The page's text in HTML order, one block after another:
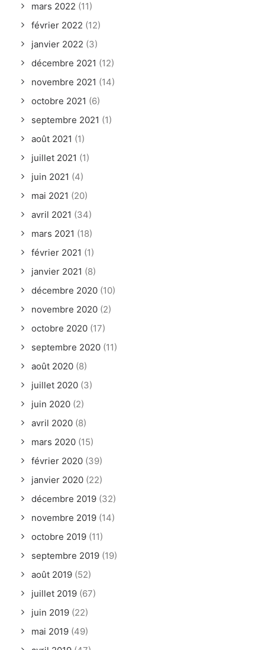
mars 2022 (11)
février 2022 (12)
janvier 2022 (3)
décembre 2021 (12)
novembre 2021 (14)
octobre 2021 (6)
septembre 2021 (1)
août 2021 (1)
juillet 2021 (1)
juin 2021 (4)
mai 2021 (20)
avril 2021 (34)
mars 2021 (18)
février 2021 (1)
janvier 2021 (8)
décembre 2020 (10)
novembre 2020 (2)
octobre 2020 (17)
septembre 2020 (11)
août 2020 (8)
juillet 2020 (3)
juin 2020 (2)
avril 2020 (8)
mars 2020 (15)
février 2020 (39)
janvier 2020 (22)
décembre 2019 (32)
novembre 2019 (14)
octobre 2019 (11)
septembre 2019 (19)
août 2019 (52)
juillet 2019 (67)
juin 2019 (22)
mai 2019 (49)